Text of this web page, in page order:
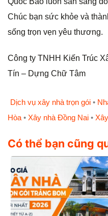
Chúc bạn sức khỏe và
sống trọn vẹn yêu thương.
Công ty TNHH Kiến Trúc
Tín – Dựng Chữ Tâm
Dịch vụ xây nhà trọn gói •
Hòa • Xây nhà Đồng Nai •
Có thể bạn cũng